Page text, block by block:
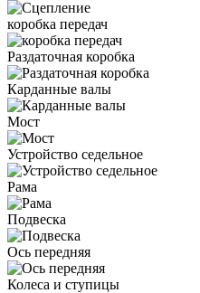
коробка передач
Раздаточная коробка
Карданные валы
Мост
Устройство седельное
Рама
Подвеска
Ось передняя
Колеса и ступицы